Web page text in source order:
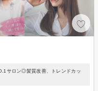
サロン◎髪質改善、トレンドカッ